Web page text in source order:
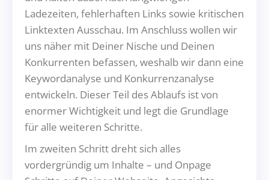
Ladezeiten, fehlerhaften Links sowie kritischen
Linktexten Ausschau. Im Anschluss wollen wir
uns näher mit Deiner Nische und Deinen
Konkurrenten befassen, weshalb wir dann eine
Keywordanalyse und Konkurrenzanalyse
entwickeln. Dieser Teil des Ablaufs ist von
enormer Wichtigkeit und legt die Grundlage
für alle weiteren Schritte.
Im zweiten Schritt dreht sich alles
vordergründig um Inhalte – und Onpage